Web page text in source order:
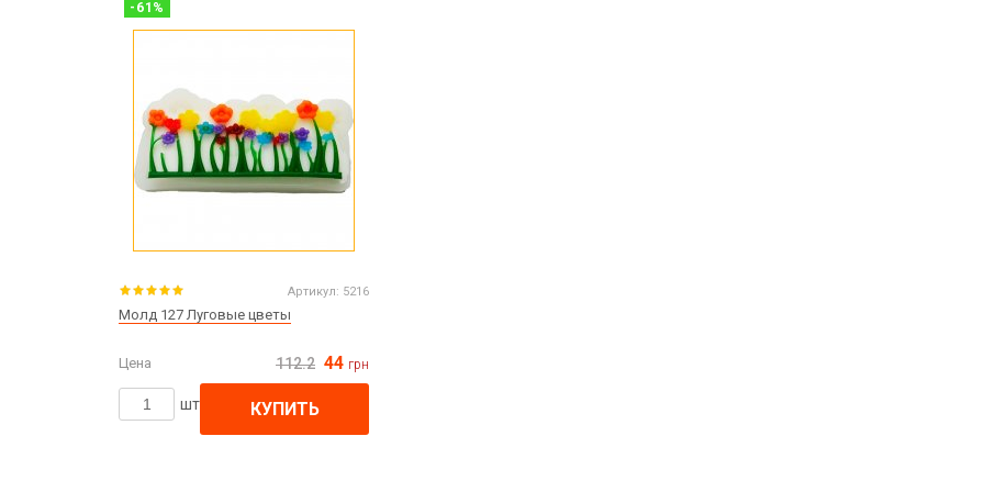
- 61 %
Артикул: 5216
Молд 127 Луговые цветы
Цена 112.2 44 грн
шт КУПИТЬ